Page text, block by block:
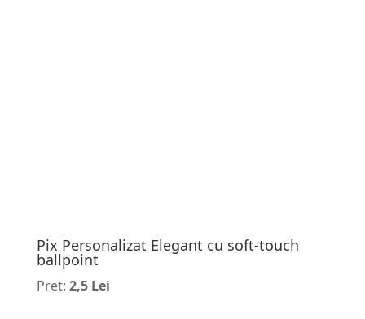
Pix Personalizat Elegant cu soft-touch
ballpoint
Pret: 2,5 Lei